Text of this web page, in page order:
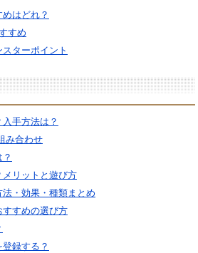
はどれ？
すめ
ターポイント
手方法は？
み合わせ
リットと遊び方
・効果・種類まとめ
すめの選び方
録する？